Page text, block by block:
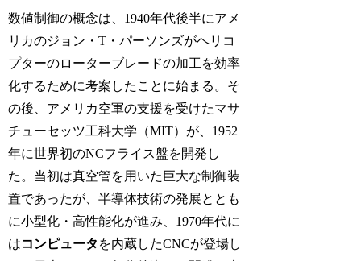
数値制御の概念は、1940年代後半にアメ
リカのジョン・T・パーソンズがヘリコ
プターのローターブレードの加工を効率
化するために考案したことに始まる。そ
の後、アメリカ空軍の支援を受けたマサ
チューセッツ工科大学（MIT）が、1952
年に世界初のNCフライス盤を開発し
た。当初は真空管を用いた巨大な制御装
置であったが、半導体技術の発展ととも
に小型化・高性能化が進み、1970年代に
はコンピュータ を内蔵したCNCが登場し